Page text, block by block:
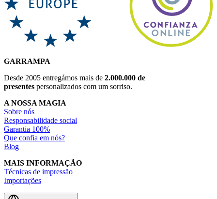
GARRAMPA
Desde 2005 entregámos mais de 2.000.000 de
presentes personalizados com um sorriso.
A NOSSA MAGIA
Sobre nós
Responsabilidade social
Garantia 100%
Que confia em nós?
Blog
MAIS INFORMAÇÃO
Técnicas de impressão
Importações